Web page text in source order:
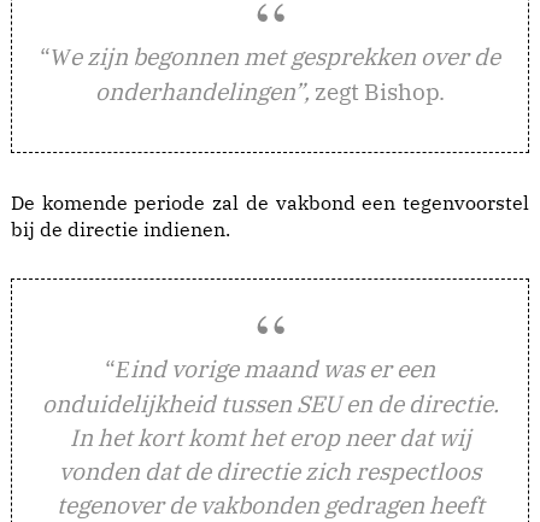
“We zijn begonnen met gesprekken over de
onderhandelingen”, zegt Bishop.
De komende periode zal de vakbond een tegenvoorstel
bij de directie indienen.
“Eind vorige maand was er een
onduidelijkheid tussen SEU en de directie.
In het kort komt het erop neer dat wij
vonden dat de directie zich respectloos
tegenover de vakbonden gedragen heeft